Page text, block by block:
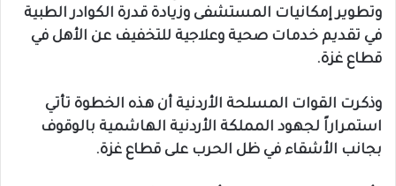
وتطوير إمكانيات المستشفى وزيادة قدرة الكوادر الطبية
في تقديم خدمات صحية وعلاجية للتخفيف عن الأهل في
قطاع غزة.
وذكرت القوات المسلحة الأردنية أن هذه الخطوة تأتي
استمراراً لجهود المملكة الأردنية الهاشمية بالوقوف
بجانب الأشقاء في ظل الحرب على قطاع غزة.